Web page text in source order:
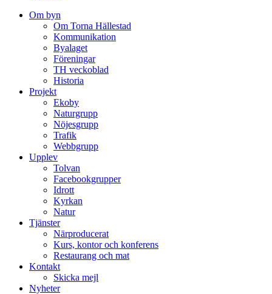
Om byn
Om Torna Hällestad
Kommunikation
Byalaget
Föreningar
TH veckoblad
Historia
Projekt
Ekoby
Naturgrupp
Nöjesgrupp
Trafik
Webbgrupp
Upplev
Tolvan
Facebookgrupper
Idrott
Kyrkan
Natur
Tjänster
Närproducerat
Kurs, kontor och konferens
Restaurang och mat
Kontakt
Skicka mejl
Nyheter